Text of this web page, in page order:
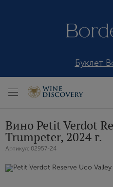
Буклет
Вино Petit Verdot
Trumpeter, 2024 г.
Артикул: 02957-24